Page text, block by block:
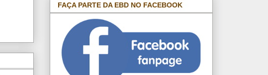
FAÇA PARTE DA EBD NO FACEBOOK